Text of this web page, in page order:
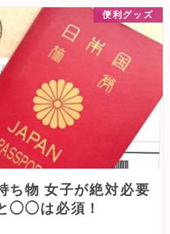
便利グッズ
ち物 女子が絶対必要
◯◯は必須！